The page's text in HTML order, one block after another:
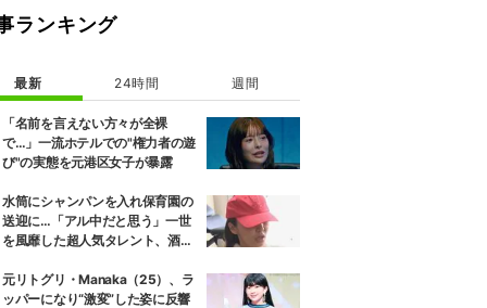
ランキング
最新 24時間 週間
「名前を言えない方々が全裸
で…」一流ホテルでの"権力者の遊
び"の実態を元港区女子が暴露
水筒にシャンパンを入れ保育園の
送迎に…「アル中だと思う」一世
を風靡した超人気タレント、酒漬
元リトグリ・Manaka（25）、ラ
ッパーになり“激変”した姿に反響